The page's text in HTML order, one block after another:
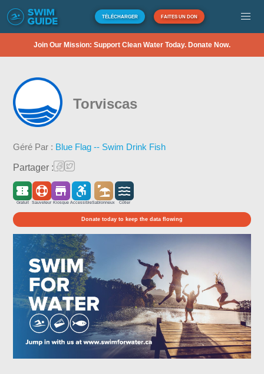
TÉLÉCHARGER FAITES UN DON
Join Our Mission: Support Clean Water Today. Donate Now.
Torviscas
Géré Par : Blue Flag -- Swim Drink Fish
Partager :
Gratuit Sauveteur Kiosque AccessibleSablonneux Côtier
Donate today to keep the data flowing